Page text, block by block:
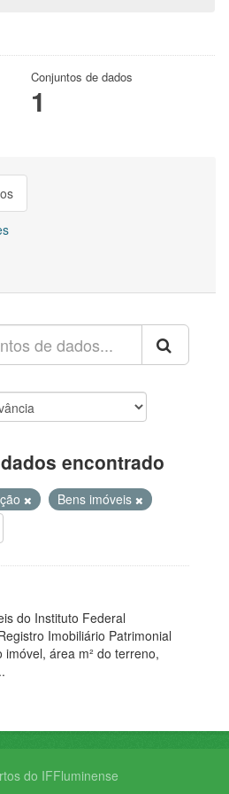
Conjuntos de dados
1
encontrado
Bens imóveis
do Instituto Federal
Imobiliário Patrimonial
área m² do terreno,
do IFFluminense